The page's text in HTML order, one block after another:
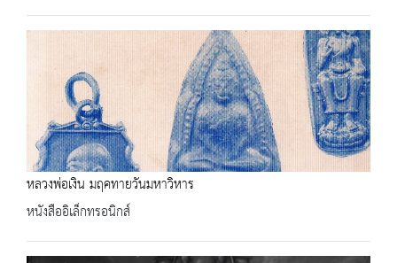
หลวงพ่อเงิน มฤคทายวันมหาวิหาร
หนังสืออิเล็กทรอนิกส์